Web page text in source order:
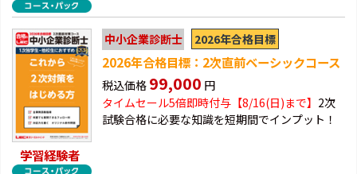
学習経験者
中小企業診断士 2026年合格目標
2026年合格目標：2次直前ベーシックコース
税込価格 99,000 円
タイムセール5倍即時付与【8/16(日)まで】 2次
試験合格に必要な知識を短期間でインプット！